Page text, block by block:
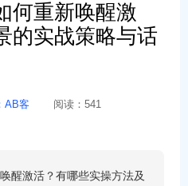
何重新唤醒激
的实战策略与话
AB客 阅读： 541
醒激活？有哪些实操方法及